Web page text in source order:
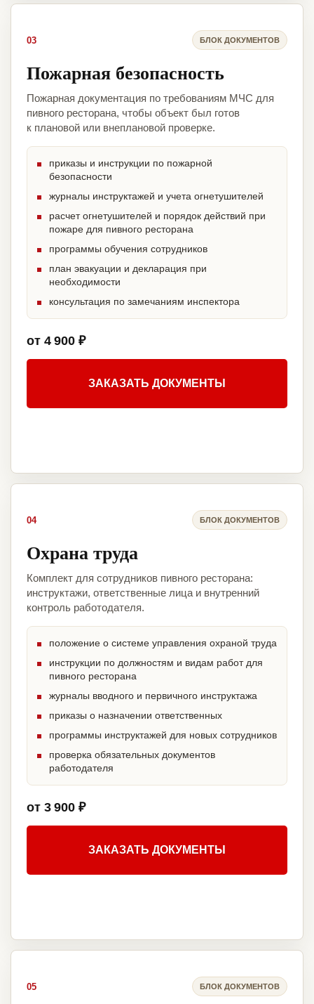
03 БЛОК ДОКУМЕНТОВ
Пожарная безопасность
Пожарная документация по требованиям МЧС для
пивного ресторана, чтобы объект был готов
к плановой или внеплановой проверке.
приказы и инструкции по пожарной
безопасности
журналы инструктажей и учета огнетушителей
расчет огнетушителей и порядок действий при
пожаре для пивного ресторана
программы обучения сотрудников
план эвакуации и декларация при
необходимости
консультация по замечаниям инспектора
от 4 900 ₽
ЗАКАЗАТЬ ДОКУМЕНТЫ
04 БЛОК ДОКУМЕНТОВ
Охрана труда
Комплект для сотрудников пивного ресторана:
инструктажи, ответственные лица и внутренний
контроль работодателя.
положение о системе управления охраной труда
инструкции по должностям и видам работ для
пивного ресторана
журналы вводного и первичного инструктажа
приказы о назначении ответственных
программы инструктажей для новых сотрудников
проверка обязательных документов
работодателя
от 3 900 ₽
ЗАКАЗАТЬ ДОКУМЕНТЫ
05 БЛОК ДОКУМЕНТОВ